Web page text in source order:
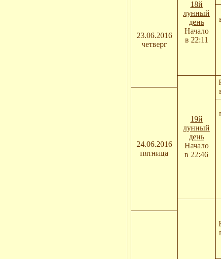
18й
лунный
день
Начало
в 22:11
23.06.2016
четверг
19й
лунный
день
Начало
в 22:46
24.06.2016
пятница